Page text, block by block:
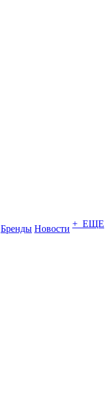
Бренды Новости + ЕЩЕ